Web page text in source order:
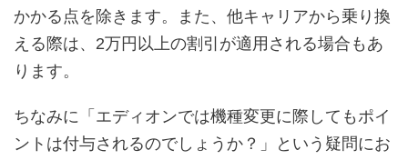
かかる点を除きます。また、他キャリアから乗り換
える際は、2万円以上の割引が適用される場合もあ
ります。
ちなみに「エディオンでは機種変更に際してもポイ
ントは付与されるのでしょうか？」という疑問にお